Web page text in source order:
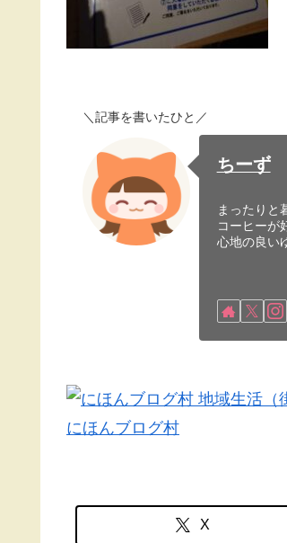
＼記事を書いたひと／
ちーず
まったりと
コーヒーが
心地の良い
にほんブログ村
X